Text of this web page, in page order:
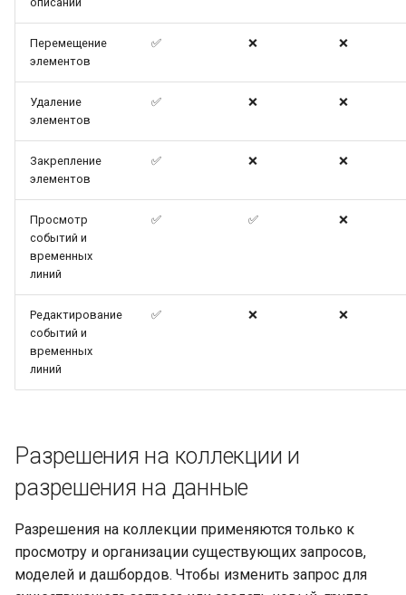
Перемещение
элементов
✅ ❌ ❌
Удаление
элементов
✅ ❌ ❌
Закрепление
элементов
✅ ❌ ❌
Просмотр
событий и
временных
линий
✅ ✅ ❌
Редактирование
событий и
временных
линий
✅ ❌ ❌
Разрешения на коллекции и
разрешения на данные
Разрешения на коллекции применяются только к
просмотру и организации существующих запросов,
моделей и дашбордов. Чтобы изменить запрос для